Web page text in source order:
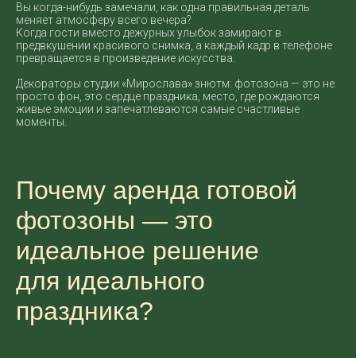
Вы когда-нибудь замечали, как одна правильная деталь
меняет атмосферу всего вечера?
Когда гости вместо дежурных улыбок замирают в
предвкушении красивого снимка, а каждый кадр в телефоне
превращается в произведение искусства.
Декораторы студии «Мирослава» знютм: фотозона — это не
просто фон, это сердце праздника, место, где рождаются
живые эмоции и запечатлеваются самые счастливые
моменты.
Почему аренда готовой
фотозоны — это
идеальное решение
для идеального
праздника?